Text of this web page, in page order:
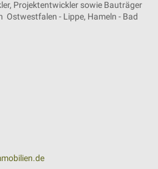
Projektentwickler sowie Bauträger
Ostwestfalen - Lippe, Hameln - Bad